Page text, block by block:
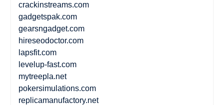
crackinstreams.com
gadgetspak.com
gearsngadget.com
hireseodoctor.com
lapsfit.com
levelup-fast.com
mytreepla.net
pokersimulations.com
replicamanufactory.net